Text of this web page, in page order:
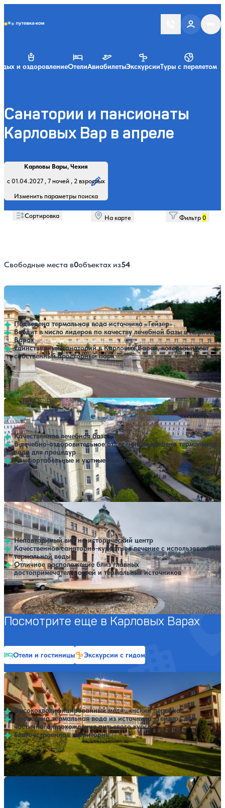
и оздоровлениеОтелиАвиабилетыЭкскурсииТуры с перелетом
Санатории и пансионаты
Карловых Вар в апреле
Карловы Вары, Чехия
с 01.04.2027 , 7 ночей , 2 взрослых
Изменить параметры поиска
Регион, курорт или название
Профиль лечения:
Отдыхающие:
Дата заезда:
Кол-во ночей:
Найти
Сортировка На карте Фильтр0
Свободные места в0объектах из54
Санаторий Richmond
Карловы Вары
Подведена термальная вода источника «Гейзер»
Входит в число лидеров по качеству лечебной базы в Карловых
Варах
Единственный санаторий в Карловых Варах, который имеет
собственный просторный парк
Профилей лечения:3 SPA
Нет цен или свободных мест на выбранные даты
Выбрать другой вариант
Санаторий Pavlov
Карловы Вары
Качественная лечебная база
В лечебно-оздоровительное отделение подведена термальная
вода для процедур
Комфортабельные и уютные номера
Профилей лечения: 3
Нет цен или свободных мест на выбранные даты
Выбрать другой вариант
Санаторий Central
Карловы Вары
Неповторимый вид на исторический центр
Качественное санаторно-курортное лечение с использованием
термальной воды
Отличное расположение близ главных
достопримечательностей и термальных источников
Профилей лечения: 3 Крытый бассейн SPA
Нет цен или свободных мест на выбранные даты
Выбрать другой вариант
Посмотрите еще в Карловых Варах
Отели и гостиницы Экскурсии с гидом
Санаторий Sanssouci
Карловы Вары
Высококвалифицированный медицинский персонал
Проведена термальная вода из источника «Гейзер» для
частичного прохождения питьевого курса
Благоустроенная территория
Профилей лечения: 3 Крытый бассейн SPA
Нет цен или свободных мест на выбранные даты
Выбрать другой вариант
Санаторий Anglicky Dvur (Английский двор)
Карловы Вары
Нет цен или свободных мест на выбранные даты
Выбрать другой вариант